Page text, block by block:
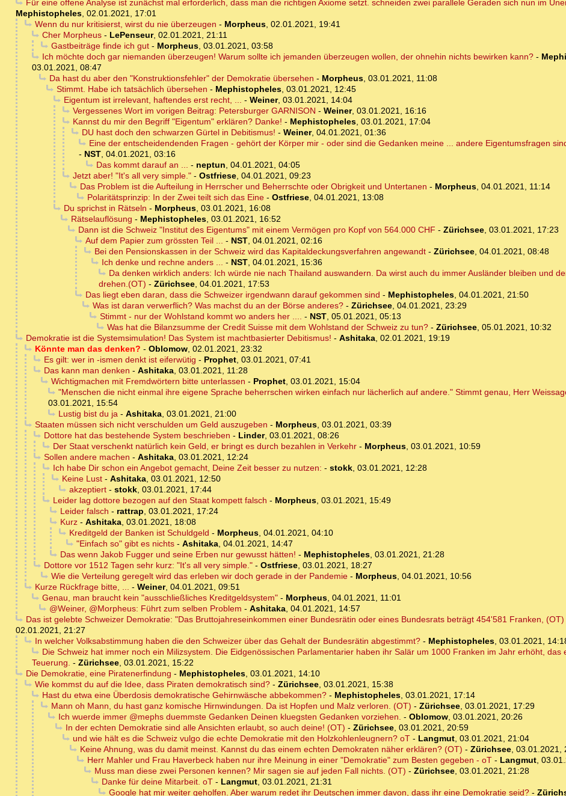
Für eine offene Analyse ist zunächst mal erforderlich, dass man die richtigen Axiome setzt. schneiden zwei parallele Geraden sich nun im
Mephistopheles, 02.01.2021, 17:01
Wenn du nur kritisierst, wirst du nie überzeugen - Morpheus, 02.01.2021, 19:41
Cher Morpheus- LePenseur, 02.01.2021, 21:11
Gastbeiträge finde ich gut- Morpheus, 03.01.2021, 03:58
Ich möchte doch gar niemanden überzeugen! Warum sollte ich jemanden überzeugen wollen, der ohnehin nichts bewirken kann?-
03.01.2021, 08:47
Da hast du aber den "Konstruktionsfehler" der Demokratie übersehen - Morpheus, 03.01.2021, 11:08
Stimmt. Habe ich tatsächlich übersehen - Mephistopheles, 03.01.2021, 12:45
Eigentum ist irrelevant, haftendes erst recht, ... - Weiner, 03.01.2021, 14:04
Vergessenes Wort im vorigen Beitrag: Petersburger GARNISON - Weiner, 03.01.2021, 16:16
Kannst du mir den Begriff "Eigentum" erklären? Danke! - Mephistopheles, 03.01.2021, 17:04
DU hast doch den schwarzen Gürtel in Debitismus! - Weiner, 04.01.2021, 01:36
Eine der entscheidendenden Fragen - gehört der Körper mir - oder sind die Gedanken meine ... andere Eigentumsfragen
- NST, 04.01.2021, 03:16
Das kommt darauf an ... - neptun, 04.01.2021, 04:05
Jetzt aber! "It's all very simple."- Ostfriese, 04.01.2021, 09:23
Das Problem ist die Aufteilung in Herrscher und Beherrschte oder Obrigkeit und Untertanen - Morpheus, 04.01.2021, 11:14
Polaritätsprinzip: In der Zwei teilt sich das Eine- Ostfriese, 04.01.2021, 13:08
Du sprichst in Rätseln - Morpheus, 03.01.2021, 16:08
Rätselauflösung - Mephistopheles, 03.01.2021, 16:52
Dann ist die Schweiz "Institut des Eigentums" mit einem Vermögen pro Kopf von 564.000 CHF - Zürichsee, 03.01.2021, 17:23
Auf dem Papier zum grössten Teil ... - NST, 04.01.2021, 02:16
Bei den Pensionskassen in der Schweiz wird das Kapitaldeckungsverfahren angewandt- Zürichsee, 04.01.2021, 08:48
Ich denke und rechne anders ... - NST, 04.01.2021, 15:36
Da denken wirklich anders: Ich würde nie nach Thailand auswandern. Da wirst auch du immer Ausländer bleiben und
drehen.(OT) - Zürichsee, 04.01.2021, 17:53
Das liegt eben daran, dass die Schweizer irgendwann darauf gekommen sind - Mephistopheles, 04.01.2021, 21:50
Was ist daran verwerflich? Was machst du an der Börse anderes?- Zürichsee, 04.01.2021, 23:29
Stimmt - nur der Wohlstand kommt wo anders her .... - NST, 05.01.2021, 05:13
Was hat die Bilanzsumme der Credit Suisse mit dem Wohlstand der Schweiz zu tun?- Zürichsee, 05.01.2021, 10:32
Demokratie ist die Systemsimulation! Das System ist machtbasierter Debitismus! - Ashitaka, 02.01.2021, 19:19
Könnte man das denken? - Oblomow, 02.01.2021, 23:32
Es gilt: wer in -ismen denkt ist eiferwütig - Prophet, 03.01.2021, 07:41
Das kann man denken - Ashitaka, 03.01.2021, 11:28
Wichtigmachen mit Fremdwörtern bitte unterlassen - Prophet, 03.01.2021, 15:04
"Menschen die nicht einmal ihre eigene Sprache beherrschen wirken einfach nur lächerlich auf andere." Stimmt genau, Herr
03.01.2021, 15:54
Lustig bist du ja- Ashitaka, 03.01.2021, 21:00
Staaten müssen sich nicht verschulden um Geld auszugeben - Morpheus, 03.01.2021, 03:39
Dottore hat das bestehende System beschrieben - Linder, 03.01.2021, 08:26
Der Staat verschenkt natürlich kein Geld, er bringt es durch bezahlen in Verkehr- Morpheus, 03.01.2021, 10:59
Sollen andere machen - Ashitaka, 03.01.2021, 12:24
Ich habe Dir schon ein Angebot gemacht, Deine Zeit besser zu nutzen: - stokk, 03.01.2021, 12:28
Keine Lust- Ashitaka, 03.01.2021, 12:50
akzeptiert- stokk, 03.01.2021, 17:44
Leider lag dottore bezogen auf den Staat kompett falsch - Morpheus, 03.01.2021, 15:49
Leider falsch - rattrap, 03.01.2021, 17:24
Kurz- Ashitaka, 03.01.2021, 18:08
Kreditgeld der Banken ist Schuldgeld - Morpheus, 04.01.2021, 04:10
"Einfach so" gibt es nichts- Ashitaka, 04.01.2021, 14:47
Das wenn Jakob Fugger und seine Erben nur gewusst hätten! - Mephistopheles, 03.01.2021, 21:28
Dottore vor 1512 Tagen sehr kurz: "It's all very simple."- Ostfriese, 03.01.2021, 18:27
Wie die Verteilung geregelt wird das erleben wir doch gerade in der Pandemie- Morpheus, 04.01.2021, 10:56
Kurze Rückfrage bitte, ... - Weiner, 04.01.2021, 09:51
Genau, man braucht kein "ausschließliches Kreditgeldsystem"- Morpheus, 04.01.2021, 11:01
@Weiner, @Morpheus: Führt zum selben Problem - Ashitaka, 04.01.2021, 14:57
Das ist gelebte Schweizer Demokratie: "Das Bruttojahreseinkommen einer Bundesrätin oder eines Bundesrats beträgt 454'581 Franken, (OT)
02.01.2021, 21:27
In welcher Volksabstimmung haben die den Schweizer über das Gehalt der Bundesrätin abgestimmt?- Mephistopheles, 03.01.2021,
Die Schweiz hat immer noch ein Milizsystem. Die Eidgenössischen Parlamentarier haben ihr Salär um 1000 Franken im Jahr erhöht, das
Teuerung. - Zürichsee, 03.01.2021, 15:22
Die Demokratie, eine Piratenerfindung - Mephistopheles, 03.01.2021, 14:10
Wie kommst du auf die Idee, dass Piraten demokratisch sind?- Zürichsee, 03.01.2021, 15:38
Hast du etwa eine Überdosis demokratische Gehirnwäsche abbekommen?- Mephistopheles, 03.01.2021, 17:14
Mann oh Mann, du hast ganz komische Hirnwindungen. Da ist Hopfen und Malz verloren. (OT) - Zürichsee, 03.01.2021, 17:29
Ich wuerde immer @mephs duemmste Gedanken Deinen kluegsten Gedanken vorziehen. - Oblomow, 03.01.2021, 20:26
In der echten Demokratie sind alle Ansichten erlaubt, so auch deine! (OT) - Zürichsee, 03.01.2021, 20:59
und wie hält es die Schweiz vulgo die echte Demokratie mit den Holzkohlenleugnern? oT- Langmut, 03.01.2021, 21:04
Keine Ahnung, was du damit meinst. Kannst du das einem echten Demokraten näher erklären? (OT) - Zürichsee, 03.01.2021,
Herr Mahler und Frau Haverbeck haben nur ihre Meinung in einer "Demokratie" zum Besten gegeben - oT- Langmut,
Muss man diese zwei Personen kennen? Mir sagen sie auf jeden Fall nichts. (OT) - Zürichsee, 03.01.2021, 21:28
Danke für deine Mitarbeit. oT- Langmut, 03.01.2021, 21:31
Google hat mir weiter geholfen. Aber warum redet ihr Deutschen immer davon, dass ihr eine Demokratie seid?-